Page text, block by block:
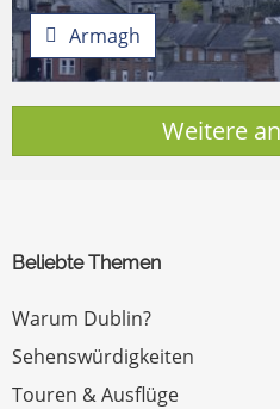
Armagh
Beliebte Themen
Warum Dublin?
Sehenswürdigkeiten
Touren & Ausflüge